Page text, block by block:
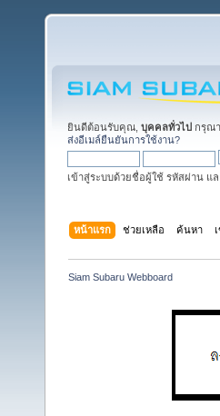
ยินดีต้อนรับคุณ, บุคคลทั่วไป กรุณา
ส่งอีเมล์ยืนยันการใช้งาน?
เข้าสู่ระบบด้วยชื่อผู้ใช้ รหัสผ่าน แ
หน้าแรก ช่วยเหลือ ค้นหา
Siam Subaru Webboard